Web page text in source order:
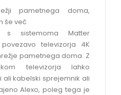
pametnega doma,
še več
s sistemoma Matter
televizorja 4K
pametnega doma. Z
televizorja lahko
kabelski sprejemnik ali
Alexo, poleg tega je